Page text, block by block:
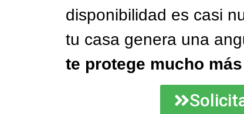
disponibilidad es casi
tu casa genera una
te protege mucho